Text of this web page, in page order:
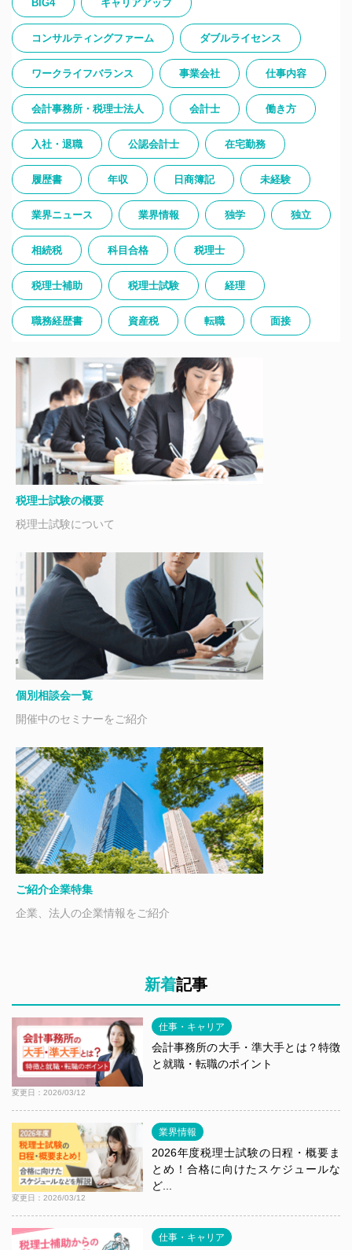
BIG4 キャリアアップ
コンサルティングファーム ダブルライセンス
ワークライフバランス 事業会社 仕事内容
会計事務所・税理士法人 会計士 働き方
入社・退職 公認会計士 在宅勤務
履歴書 年収 日商簿記 未経験
業界ニュース 業界情報 独学 独立
相続税 科目合格 税理士
税理士補助 税理士試験 経理
職務経歴書 資産税 転職 面接
税理士試験の概要
税理士試験について
個別相談会一覧
開催中のセミナーをご紹介
ご紹介企業特集
企業、法人の企業情報をご紹介
新着記事
変更日：2026/03/12
仕事・キャリア
会計事務所の大手・準大手とは？特徴
と就職・転職のポイント
変更日：2026/03/12
業界情報
2026年度税理士試験の日程・概要ま
とめ！合格に向けたスケジュールな
ど...
仕事・キャリア